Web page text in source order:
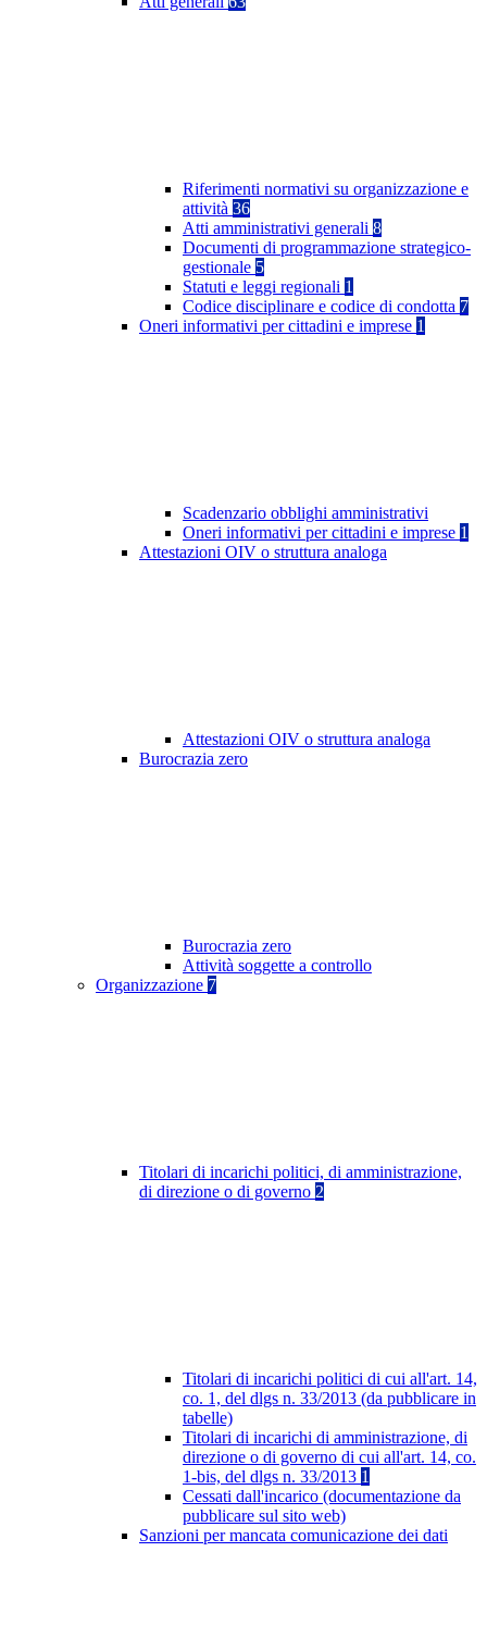
Riferimenti normativi su organizzazione e
attività 36
Atti amministrativi generali 8
Documenti di programmazione strategico-
gestionale 5
Statuti e leggi regionali 1
Codice disciplinare e codice di condotta 7
Oneri informativi per cittadini e imprese 1
Scadenzario obblighi amministrativi
Oneri informativi per cittadini e imprese 1
Attestazioni OIV o struttura analoga
Attestazioni OIV o struttura analoga
Burocrazia zero
Burocrazia zero
Attività soggette a controllo
Organizzazione 7
Titolari di incarichi politici, di amministrazione,
di direzione o di governo 2
Titolari di incarichi politici di cui all'art. 14,
co. 1, del dlgs n. 33/2013 (da pubblicare in
tabelle)
Titolari di incarichi di amministrazione, di
direzione o di governo di cui all'art. 14, co.
1-bis, del dlgs n. 33/2013 1
Cessati dall'incarico (documentazione da
pubblicare sul sito web)
Sanzioni per mancata comunicazione dei dati